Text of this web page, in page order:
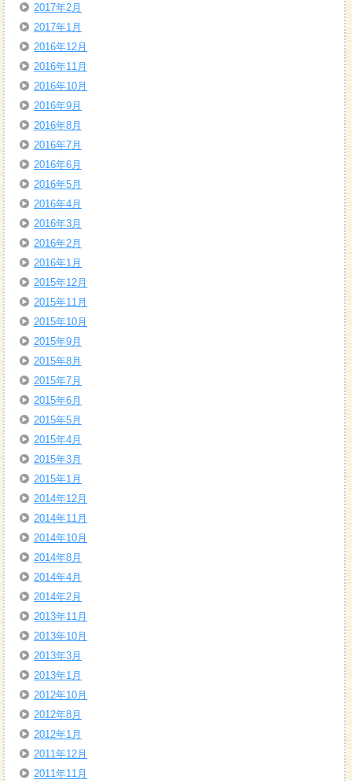
2017年2月
2017年1月
2016年12月
2016年11月
2016年10月
2016年9月
2016年8月
2016年7月
2016年6月
2016年5月
2016年4月
2016年3月
2016年2月
2016年1月
2015年12月
2015年11月
2015年10月
2015年9月
2015年8月
2015年7月
2015年6月
2015年5月
2015年4月
2015年3月
2015年1月
2014年12月
2014年11月
2014年10月
2014年8月
2014年4月
2014年2月
2013年11月
2013年10月
2013年3月
2013年1月
2012年10月
2012年8月
2012年1月
2011年12月
2011年11月